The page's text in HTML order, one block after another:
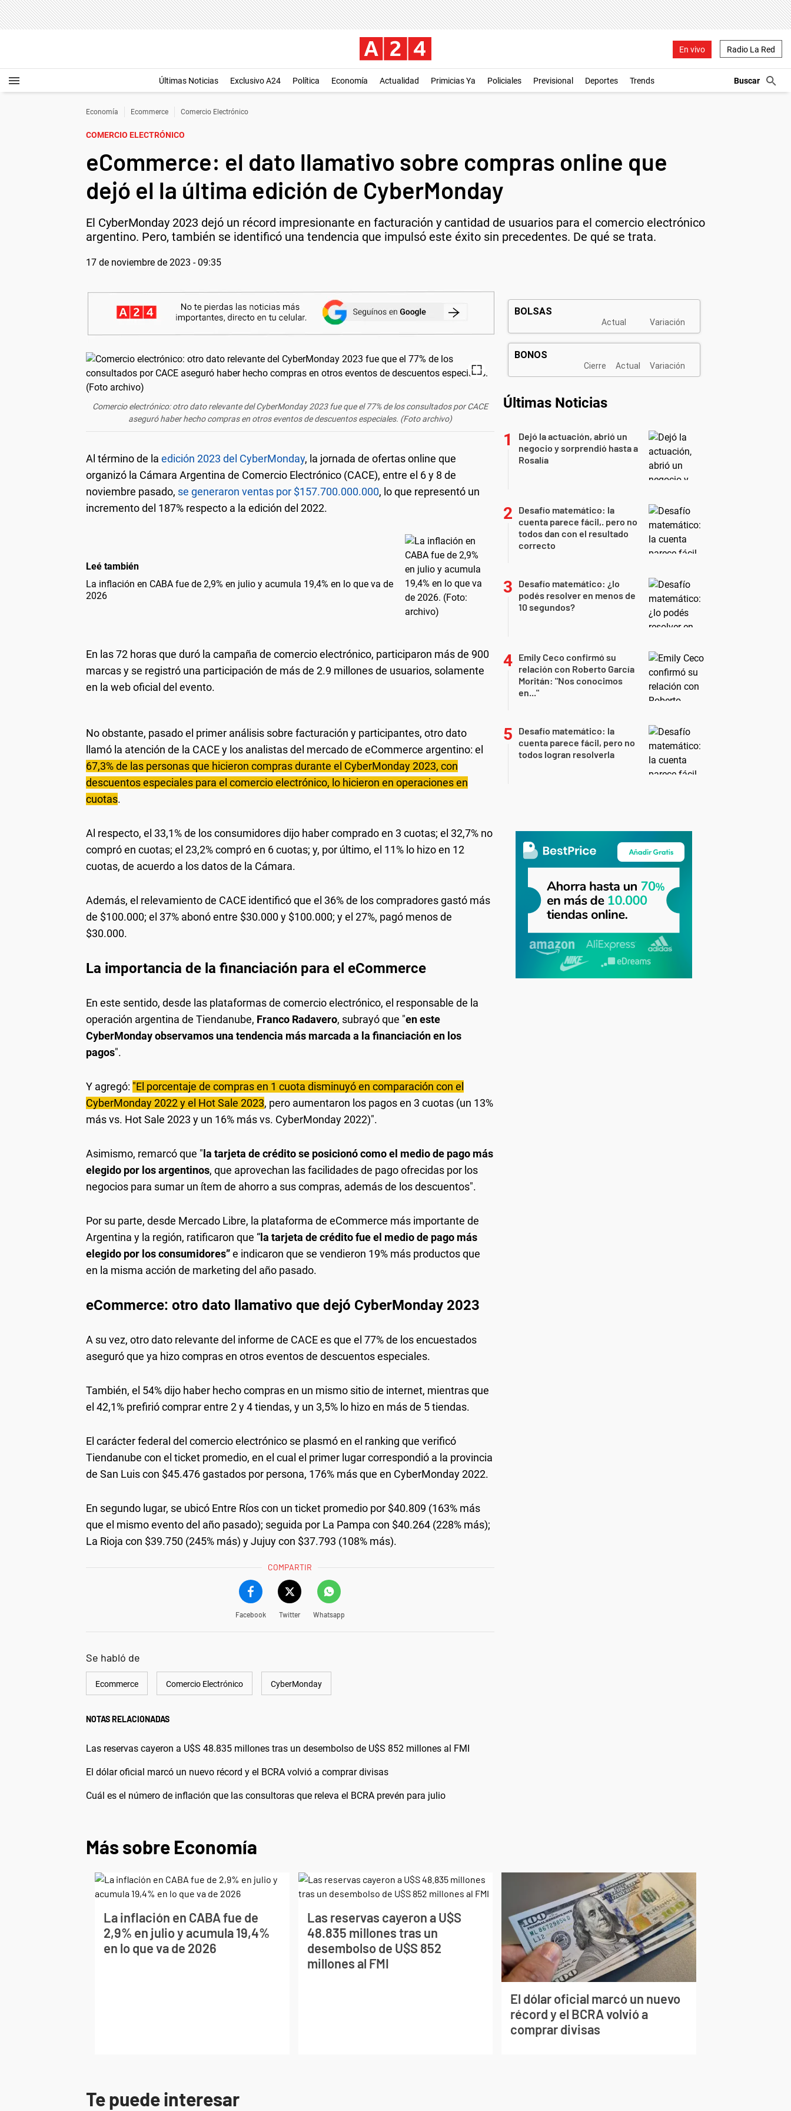
En vivo Radio La Red
Últimas Noticias Exclusivo A24 Política Economía Actualidad Primicias Ya Policiales Previsional Deportes Trends
Economía Ecommerce Comercio Electrónico
COMERCIO ELECTRÓNICO
eCommerce: el dato llamativo sobre compras online que
dejó el la última edición de CyberMonday
El CyberMonday 2023 dejó un récord impresionante en facturación y cantidad de usuarios para el comercio electrónico
argentino. Pero, también se identificó una tendencia que impulsó este éxito sin precedentes. De qué se trata.
17 de noviembre de 2023 - 09:35
Comercio electrónico: otro dato relevante del CyberMonday 2023 fue que el 77% de los consultados por CACE
aseguró haber hecho compras en otros eventos de descuentos especiales. (Foto archivo)
Al término de la edición 2023 del CyberMonday, la jornada de ofertas online que
organizó la Cámara Argentina de Comercio Electrónico (CACE), entre el 6 y 8 de
noviembre pasado, se generaron ventas por $157.700.000.000, lo que representó un
incremento del 187% respecto a la edición del 2022.
Leé también
La inflación en CABA fue de 2,9% en julio y acumula 19,4% en lo que va de
2026
En las 72 horas que duró la campaña de comercio electrónico, participaron más de 900
marcas y se registró una participación de más de 2.9 millones de usuarios, solamente
en la web oficial del evento.
No obstante, pasado el primer análisis sobre facturación y participantes, otro dato
llamó la atención de la CACE y los analistas del mercado de eCommerce argentino: el
67,3% de las personas que hicieron compras durante el CyberMonday 2023, con
descuentos especiales para el comercio electrónico, lo hicieron en operaciones en
cuotas.
Al respecto, el 33,1% de los consumidores dijo haber comprado en 3 cuotas; el 32,7% no
compró en cuotas; el 23,2% compró en 6 cuotas; y, por último, el 11% lo hizo en 12
cuotas, de acuerdo a los datos de la Cámara.
Además, el relevamiento de CACE identificó que el 36% de los compradores gastó más
de $100.000; el 37% abonó entre $30.000 y $100.000; y el 27%, pagó menos de
$30.000.
La importancia de la financiación para el eCommerce
En este sentido, desde las plataformas de comercio electrónico, el responsable de la
operación argentina de Tiendanube, Franco Radavero, subrayó que "en este
CyberMonday observamos una tendencia más marcada a la financiación en los
pagos".
Y agregó: "El porcentaje de compras en 1 cuota disminuyó en comparación con el
CyberMonday 2022 y el Hot Sale 2023, pero aumentaron los pagos en 3 cuotas (un 13%
más vs. Hot Sale 2023 y un 16% más vs. CyberMonday 2022)".
Asimismo, remarcó que " la tarjeta de crédito se posicionó como el medio de pago más
elegido por los argentinos, que aprovechan las facilidades de pago ofrecidas por los
negocios para sumar un ítem de ahorro a sus compras, además de los descuentos".
Por su parte, desde Mercado Libre, la plataforma de eCommerce más importante de
Argentina y la región, ratificaron que “ la tarjeta de crédito fue el medio de pago más
elegido por los consumidores”e indicaron que se vendieron 19% más productos que
en la misma acción de marketing del año pasado.
eCommerce: otro dato llamativo que dejó CyberMonday 2023
A su vez, otro dato relevante del informe de CACE es que el 77% de los encuestados
aseguró que ya hizo compras en otros eventos de descuentos especiales.
También, el 54% dijo haber hecho compras en un mismo sitio de internet, mientras que
el 42,1% prefirió comprar entre 2 y 4 tiendas, y un 3,5% lo hizo en más de 5 tiendas.
El carácter federal del comercio electrónico se plasmó en el ranking que verificó
Tiendanube con el ticket promedio, en el cual el primer lugar correspondió a la provincia
de San Luis con $45.476 gastados por persona, 176% más que en CyberMonday 2022.
En segundo lugar, se ubicó Entre Ríos con un ticket promedio por $40.809 (163% más
que el mismo evento del año pasado); seguida por La Pampa con $40.264 (228% más);
La Rioja con $39.750 (245% más) y Jujuy con $37.793 (108% más).
COMPARTIR
Facebook Twitter Whatsapp
Se habló de
Ecommerce Comercio Electrónico CyberMonday
NOTAS RELACIONADAS
Las reservas cayeron a U$S 48.835 millones tras un desembolso de U$S 852 millones al FMI
El dólar oficial marcó un nuevo récord y el BCRA volvió a comprar divisas
Cuál es el número de inflación que las consultoras que releva el BCRA prevén para julio
Últimas Noticias
Dejó la actuación, abrió un
negocio y sorprendió hasta a
Rosalía
Desafío matemático: la
cuenta parece fácil,. pero no
todos dan con el resultado
correcto
Desafío matemático: ¿lo
podés resolver en menos de
10 segundos?
Emily Ceco confirmó su
relación con Roberto García
Moritán: "Nos conocimos
en..."
Desafío matemático: la
cuenta parece fácil, pero no
todos logran resolverla
Más sobre Economía
La inflación en CABA fue de
2,9% en julio y acumula 19,4%
en lo que va de 2026
Las reservas cayeron a U$S
48.835 millones tras un
desembolso de U$S 852
millones al FMI
El dólar oficial marcó un nuevo
récord y el BCRA volvió a
comprar divisas
Te puede interesar